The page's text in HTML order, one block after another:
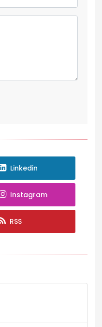
Linkedin
Instagram
RSS